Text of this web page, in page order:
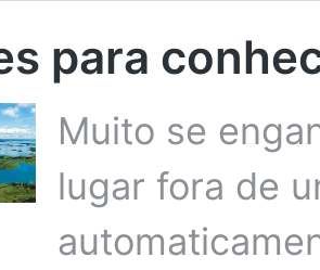
para
Muito se
lugar fora de